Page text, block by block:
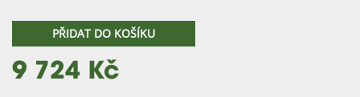
PŘIDAT DO KOŠÍKU
9 724 Kč